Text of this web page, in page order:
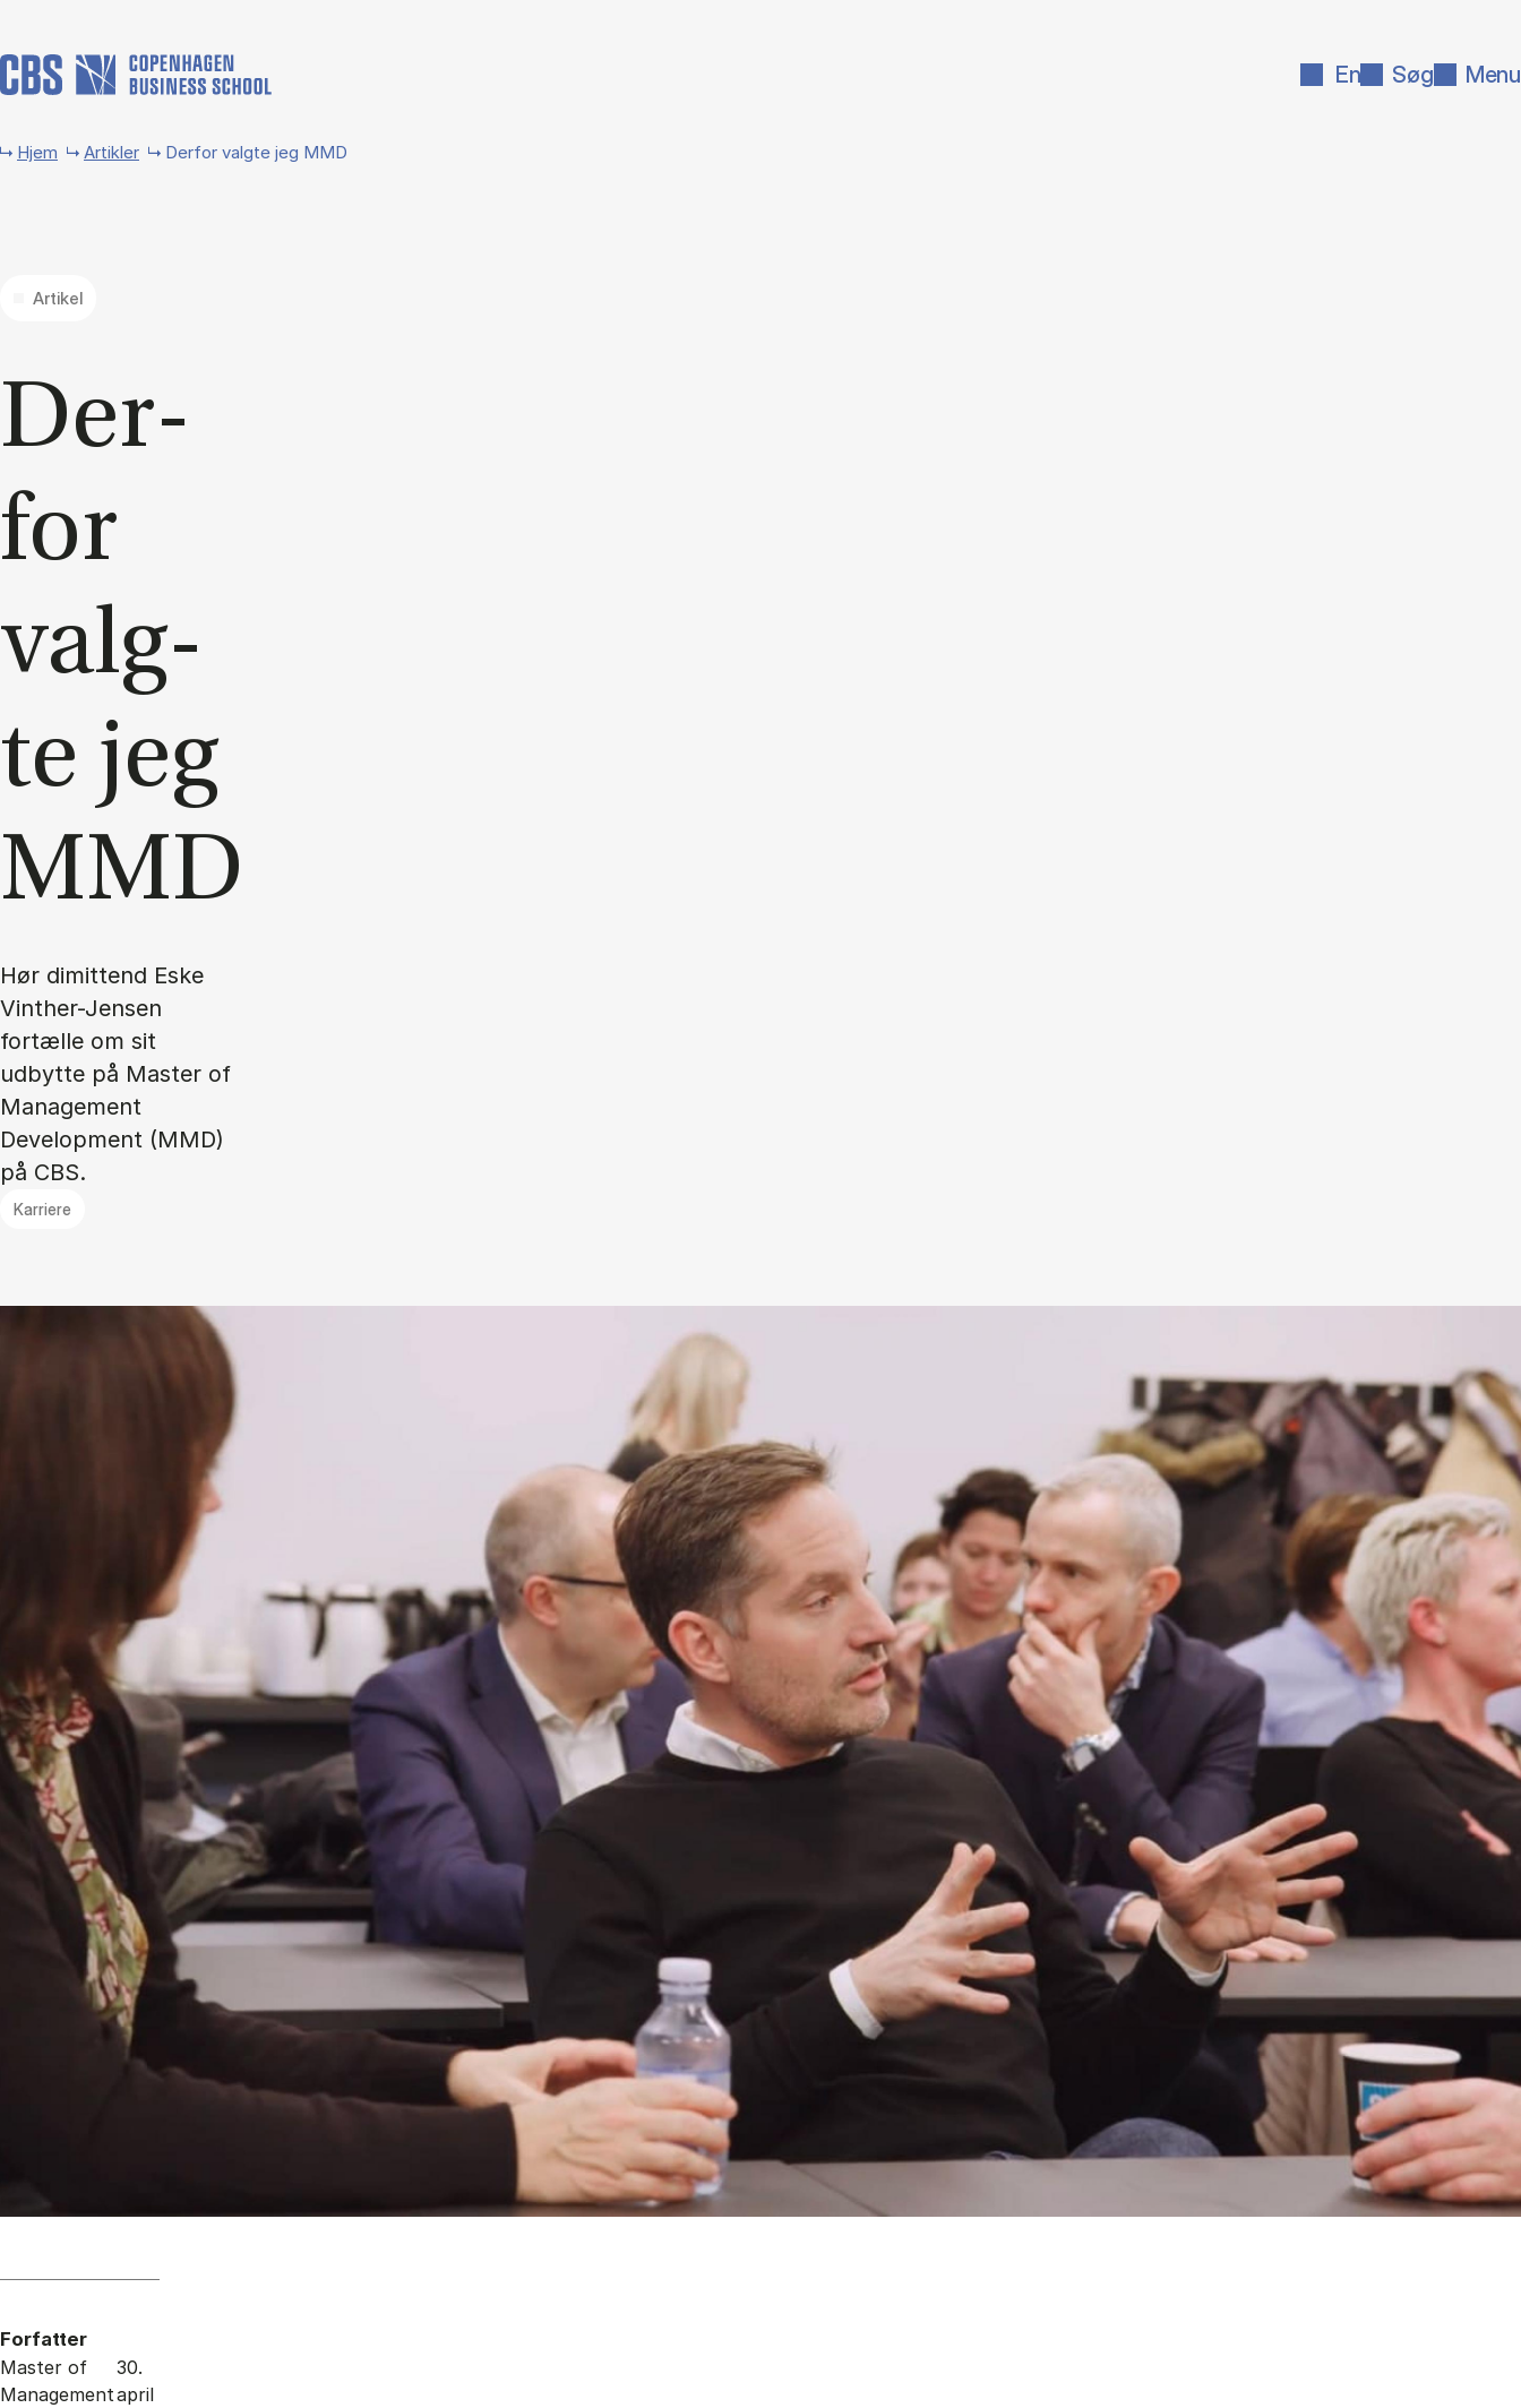
En Søg Menu
Hjem Artikler Derfor valgte jeg MMD
Artikel
Der­
for
valg­
te jeg
MMD
Hør dimittend Eske
Vinther-Jensen
fortælle om sit
udbytte på Master of
Management
Development (MMD)
på CBS.
Karriere
Forfatter
Master of
Management
30.
april